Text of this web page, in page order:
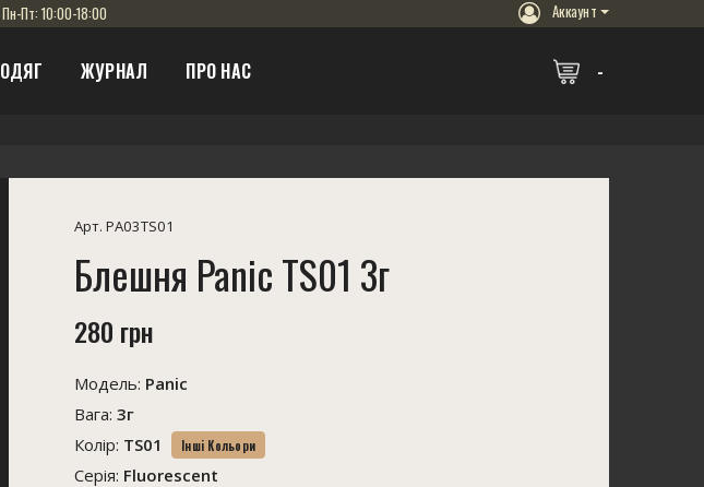
Пн-Пт: 10:00-18:00 Аккаунт
ОДЯГ ЖУРНАЛ ПРО НАС
Арт. PA03TS01
Блешня Panic TS01 3г
280 грн
Модель: Panic
Вага: 3г
Колір: TS01 Інші Кольори
Серія: Fluorescent